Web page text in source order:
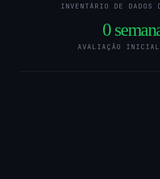
INVENTÁRIO DE DADOS
0
AVALIAÇÃO